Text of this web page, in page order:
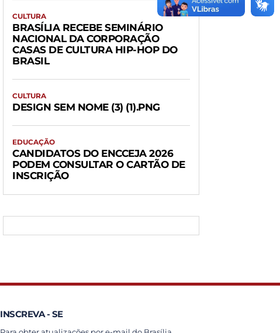
CULTURA
BRASÍLIA RECEBE SEMINÁRIO
NACIONAL DA CORPORAÇÃO
CASAS DE CULTURA HIP-HOP DO
BRASIL
CULTURA
DESIGN SEM NOME (3) (1).PNG
EDUCAÇÃO
CANDIDATOS DO ENCCEJA 2026
PODEM CONSULTAR O CARTÃO DE
INSCRIÇÃO
INSCREVA - SE